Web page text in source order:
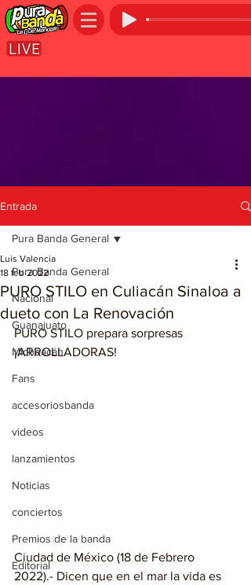
Entrada
Pura Banda General
Nacional
Guanajuato
Michoacán
Fans
accesoriosbanda
videos
lanzamientos
Noticias
conciertos
Premios de la banda
Editorial
Pura Banda General
PURO STILO en Culiacán Sinaloa a
dueto con La Renovación
Luis Valencia
18 feb 2022
PURO STILO prepara sorpresas
¡ARROLLADORAS!
Ciudad de México (18 de Febrero
2022).- Dicen que en el mar la vida es